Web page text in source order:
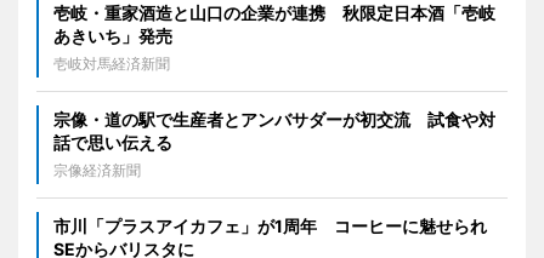
壱岐・重家酒造と山口の企業が連携 秋限定日本酒「壱岐
あきいち」発売
壱岐対馬経済新聞
宗像・道の駅で生産者とアンバサダーが初交流 試食や対
話で思い伝える
宗像経済新聞
市川「プラスアイカフェ」が1周年 コーヒーに魅せられ
SEからバリスタに